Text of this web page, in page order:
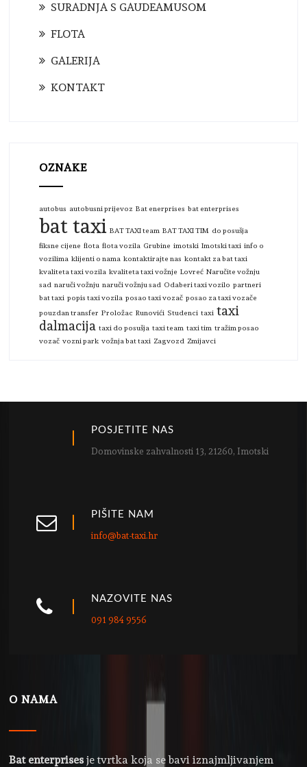
SURADNJA S GAUDEAMUSOM
FLOTA
GALERIJA
KONTAKT
OZNAKE
autobus autobusni prijevoz Bat enerprises bat enterprises
bat taxi BAT TAXI team BAT TAXI TIM do posušja
fiksne cijene flota flota vozila Grubine imotski Imotski taxi info o
vozilima klijenti o nama kontaktirajte nas kontakt za bat taxi
kvaliteta taxi vozila kvaliteta taxi vožnje Lovreć Naručite vožnju
sad naruči vožnju naruči vožnju sad Odaberi taxi vozilo partneri
bat taxi popis taxi vozila posao taxi vozač posao za taxi vozače
pouzdan transfer Proložac Runovići Studenci taxi taxi
dalmacija taxi do posušja taxi team taxi tim tražim posao
vozač vozni park vožnja bat taxi Zagvozd Zmijavci
POSJETITE NAS
Domovinske zahvalnosti 13, 21260, Imotski
PIŠITE NAM
info@bat-taxi.hr
NAZOVITE NAS
091 984 9556
O NAMA
Bat enterprises je tvrtka koja se bavi iznajmljivanjem